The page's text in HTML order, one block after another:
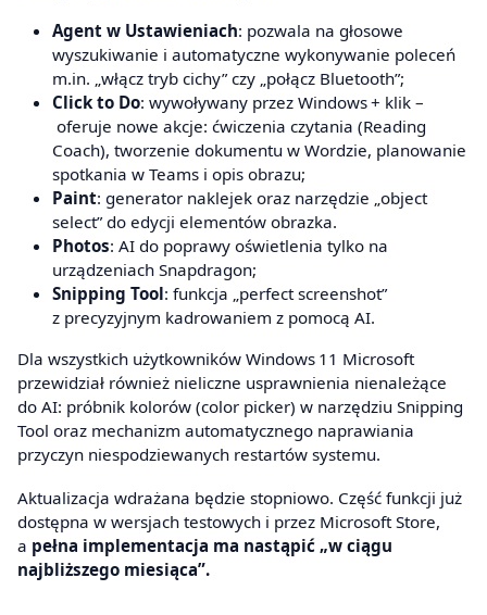
Agent w Ustawieniach: pozwala na głosowe
wyszukiwanie i automatyczne wykonywanie poleceń
m.in. „włącz tryb cichy” czy „połącz Bluetooth”;
Click to Do: wywoływany przez Windows + klik –
oferuje nowe akcje: ćwiczenia czytania (Reading
Coach), tworzenie dokumentu w Wordzie, planowanie
spotkania w Teams i opis obrazu;
Paint: generator naklejek oraz narzędzie „object
select” do edycji elementów obrazka.
Photos: AI do poprawy oświetlenia tylko na
urządzeniach Snapdragon;
Snipping Tool: funkcja „perfect screenshot”
z precyzyjnym kadrowaniem z pomocą AI.
Dla wszystkich użytkowników Windows 11 Microsoft
przewidział również nieliczne usprawnienia nienależące
do AI: próbnik kolorów (color picker) w narzędziu Snipping
Tool oraz mechanizm automatycznego naprawiania
przyczyn niespodziewanych restartów systemu.
Aktualizacja wdrażana będzie stopniowo. Część funkcji już
dostępna w wersjach testowych i przez Microsoft Store,
a pełna implementacja ma nastąpić „w ciągu
najbliższego miesiąca”.